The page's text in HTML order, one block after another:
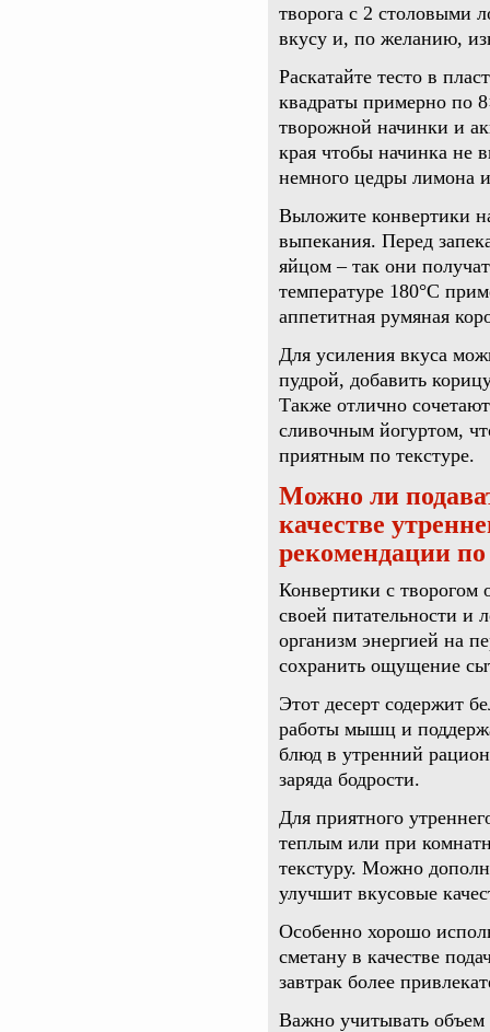
творога с 2 столовыми
вкусу и, по желанию,
Раскатайте тесто в
квадраты примерно по
творожной начинки и
края чтобы начинка не
немного цедры лимона
Выложите конвертики
выпекания. Перед
яйцом – так они
температуре 180°C
аппетитная румяная
Для усиления вкуса
пудрой, добавить
Также отлично
сливочным йогуртом,
приятным по текстуре.
Можно ли
качестве
рекомендации по
Конвертики с творогом
своей питательности и
организм энергией на
сохранить ощущение
Этот десерт содержит
работы мышц и
блюд в утренний рацион
заряда бодрости.
Для приятного
теплым или при
текстуру. Можно
улучшит вкусовые
Особенно хорошо
сметану в качестве
завтрак более
Важно учитывать